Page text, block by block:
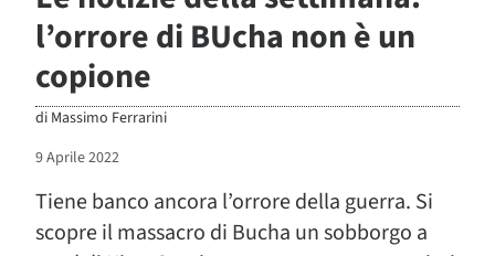
l’orrore di BUcha non è un
copione
di Massimo Ferrarini
9 Aprile 2022
Tiene banco ancora l’orrore della guerra. Si
scopre il massacro di Bucha un sobborgo a